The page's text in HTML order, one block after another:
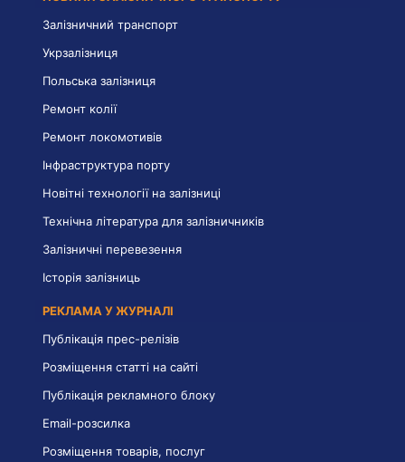
Залізничний транспорт
Укрзалізниця
Польська залізниця
Ремонт колії
Ремонт локомотивів
Інфраструктура порту
Новітні технології на залізниці
Технічна література для залізничників
Залізничні перевезення
Історія залізниць
РЕКЛАМА У ЖУРНАЛІ
Публікація прес-релізів
Розміщення статті на сайті
Публікація рекламного блоку
Email-розсилка
Розміщення товарів, послуг